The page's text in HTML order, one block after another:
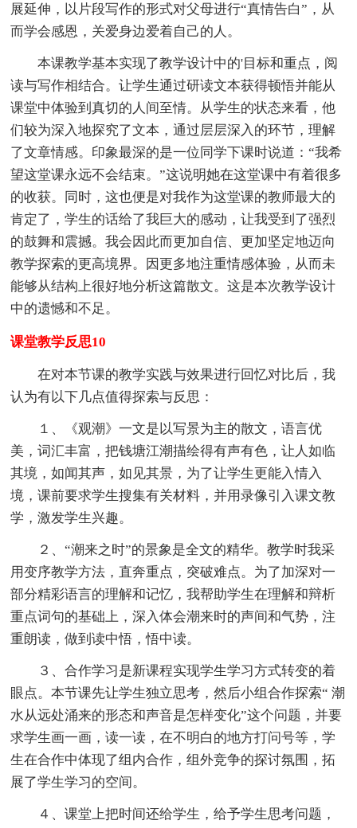
展延伸，以片段写作的形式对父母进行“真情告白”，从
而学会感恩，关爱身边爱着自己的人。
本课教学基本实现了教学设计中的'目标和重点，阅
读与写作相结合。让学生通过研读文本获得顿悟并能从
课堂中体验到真切的人间至情。从学生的状态来看，他
们较为深入地探究了文本，通过层层深入的环节，理解
了文章情感。印象最深的是一位同学下课时说道：“我希
望这堂课永远不会结束。”这说明她在这堂课中有着很多
的收获。同时，这也便是对我作为这堂课的教师最大的
肯定了，学生的话给了我巨大的感动，让我受到了强烈
的鼓舞和震撼。我会因此而更加自信、更加坚定地迈向
教学探索的更高境界。因更多地注重情感体验，从而未
能够从结构上很好地分析这篇散文。这是本次教学设计
中的遗憾和不足。
课堂教学反思10
在对本节课的教学实践与效果进行回忆对比后，我
认为有以下几点值得探索与反思：
１、《观潮》一文是以写景为主的散文，语言优
美，词汇丰富，把钱塘江潮描绘得有声有色，让人如临
其境，如闻其声，如见其景，为了让学生更能入情入
境，课前要求学生搜集有关材料，并用录像引入课文教
学，激发学生兴趣。
２、“潮来之时”的景象是全文的精华。教学时我采
用变序教学方法，直奔重点，突破难点。为了加深对一
部分精彩语言的理解和记忆，我帮助学生在理解和辩析
重点词句的基础上，深入体会潮来时的声间和气势，注
重朗读，做到读中悟，悟中读。
３、合作学习是新课程实现学生学习方式转变的着
眼点。本节课先让学生独立思考，然后小组合作探索“ 潮
水从远处涌来的形态和声音是怎样变化”这个问题，并要
求学生画一画，读一读，在不明白的地方打问号等，学
生在合作中体现了组内合作，组外竞争的探讨氛围，拓
展了学生学习的空间。
４、课堂上把时间还给学生，给予学生思考问题，